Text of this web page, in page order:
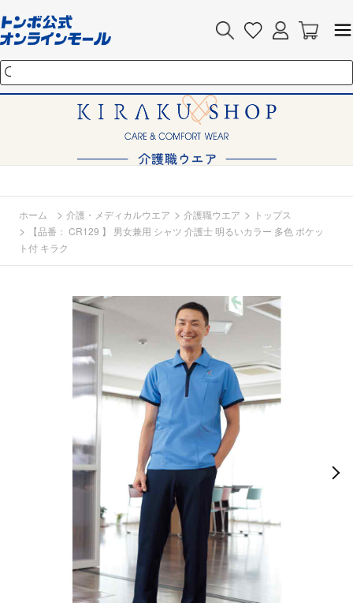
ホーム > 介護・メディカルウエア > 介護職ウエア > トップス
>
【品番： CR129 】 男女兼用 シャツ 介護士 明るいカラー 多色 ポケッ
ト付 キラク